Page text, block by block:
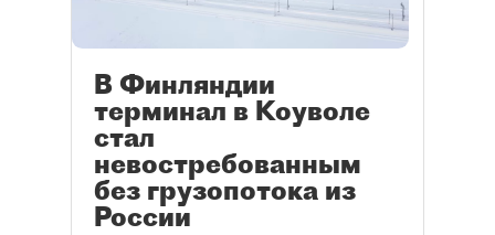
В Финляндии
терминал в Коуволе
стал
невостребованным
без грузопотока из
России